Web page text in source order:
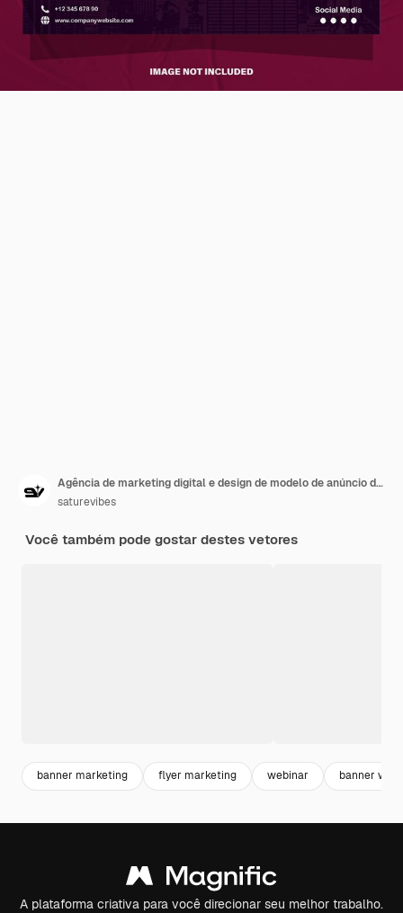
Agência de marketing digital e design de modelo de anúncio de banner corporativo de negócios
saturevibes
Você também pode gostar destes vetores
banner marketing flyer marketing webinar banner web
A plataforma criativa para você direcionar seu melhor trabalho.